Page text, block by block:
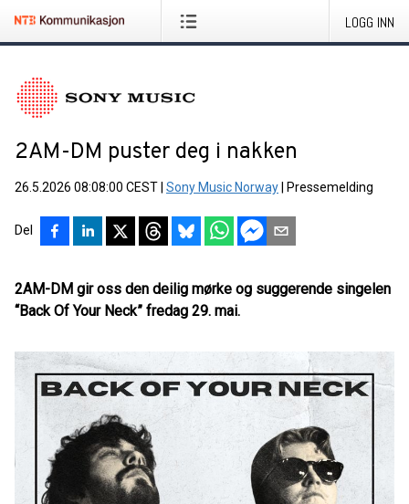
LOGG INN
2AM-DM puster deg i nakken
26.5.2026 08:08:00 CEST Sony Music Norway Pressemelding
Del
2AM-DM gir oss den deilig mørke og suggerende singelen
“Back Of Your Neck” fredag 29. mai.